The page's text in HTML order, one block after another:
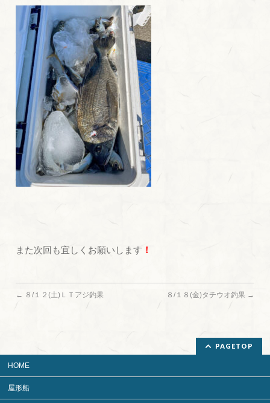
また次回も宜しくお願いします ！
← ８/１２(土)ＬＴアジ釣果 ８/１８(金)タチウオ釣果 →
PAGETOP
HOME
屋形船